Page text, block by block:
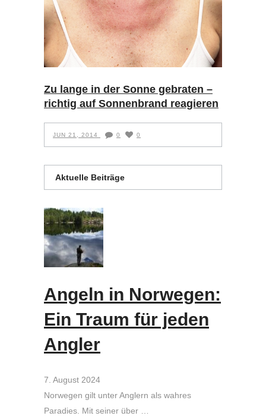
Zu lange in der Sonne gebraten –
richtig auf Sonnenbrand reagieren
JUN 21, 2014 0 0
Aktuelle Beiträge
Angeln in Norwegen:
Ein Traum für jeden
Angler
7. August 2024
Norwegen gilt unter Anglern als wahres
Paradies. Mit seiner über …